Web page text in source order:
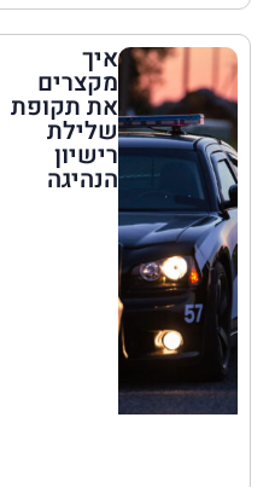
איך
מקצרים
את תקופת
שלילת
רישיון
הנהיגה